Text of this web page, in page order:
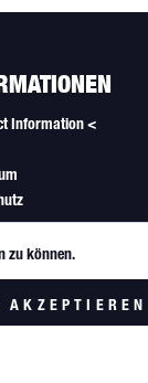
Information <
zu können.
AKZEPTIEREN